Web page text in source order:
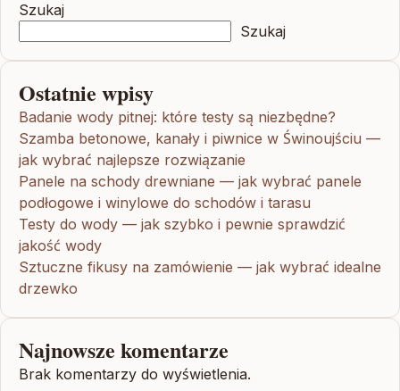
Szukaj
Szukaj
Ostatnie wpisy
Badanie wody pitnej: które testy są niezbędne?
Szamba betonowe, kanały i piwnice w Świnoujściu —
jak wybrać najlepsze rozwiązanie
Panele na schody drewniane — jak wybrać panele
podłogowe i winylowe do schodów i tarasu
Testy do wody — jak szybko i pewnie sprawdzić
jakość wody
Sztuczne fikusy na zamówienie — jak wybrać idealne
drzewko
Najnowsze komentarze
Brak komentarzy do wyświetlenia.